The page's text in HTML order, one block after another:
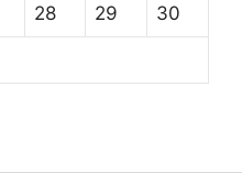
28 29 30